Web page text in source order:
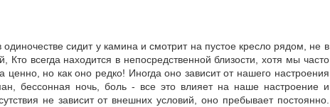
сидит у камина и смотрит на пустое кресло рядом, не в
всегда находится в непосредственной близости, хотя мы часто
но как оно редко! Иногда оно зависит от нашего настроения
бессонная ночь, боль - все это влияет на наше настроение и
не зависит от внешних условий, оно пребывает постоянно.